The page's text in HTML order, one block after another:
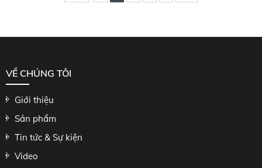
VỀ CHÚNG TÔI
Giới thiệu
Sản phẩm
Tin tức & Sự kiện
Video